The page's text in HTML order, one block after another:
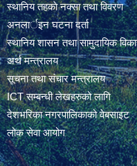
स्थानिय तहकाे नक्सा तथा विवरण
अनलार्इन घटना दर्ता
स्थानिय शासन तथा सामुदायिक
अर्थ मन्त्रालय
सूचना तथा संचार मन्त्रालय
ICT सम्बन्धी लेखहरुको लागि
देशभरिका नगरपालिकाको वेबसाइट
लोक सेवा आयोग